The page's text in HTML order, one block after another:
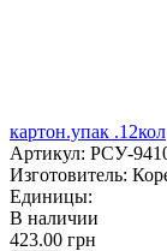
картон.упак .12кол
Артикул: РСУ-
Изготовитель:
Единицы:
В наличии
423.00 грн